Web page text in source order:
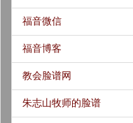
福音微信
福音博客
教会脸谱网
朱志山牧师的脸谱